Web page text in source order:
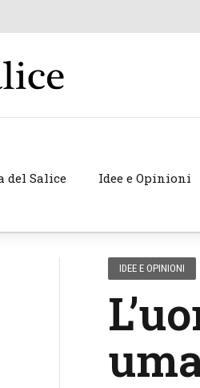
del Salice Idee e Opinioni
IDEE E OPINIONI